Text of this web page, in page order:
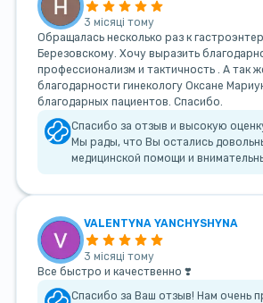
3 місяці тому
Обращалась несколько раз к
Березовскому. Хочу выразить
профессионализм и тактичность . А так
благодарности гинекологу Оксане
благодарных пациентов. Спасибо.
Спасибо за отзыв и высокую
Мы рады, что Вы остались
медицинской помощи и
VALENTYNA YANCHYSHYNA
3 місяці тому
Все быстро и качественно ❣️
Спасибо за Ваш отзыв! Нам очень